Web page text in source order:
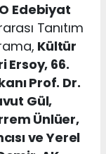
Edebiyat
Tanıtım
Kültür
Ersoy, 66.
Prof. Dr.
Gül,
Ünlüer,
ve Yerel